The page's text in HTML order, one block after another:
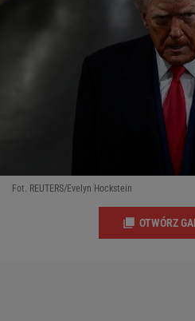
Fot. REUTERS/Evelyn Hockstein
OTWÓRZ